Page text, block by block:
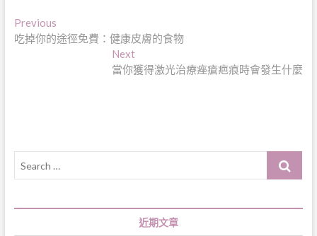
文
章
PreviousPrevious
post:
吃掉你的途徑免費：健康皮膚的食物
NextNext
post:
當你獲得激光治療痤瘡疤痕時會發生什麼
Search
近期文章